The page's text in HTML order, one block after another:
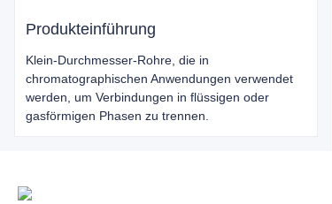
Produkteinführung
Klein-Durchmesser-Rohre, die in
chromatographischen Anwendungen verwendet
werden, um Verbindungen in flüssigen oder
gasförmigen Phasen zu trennen.